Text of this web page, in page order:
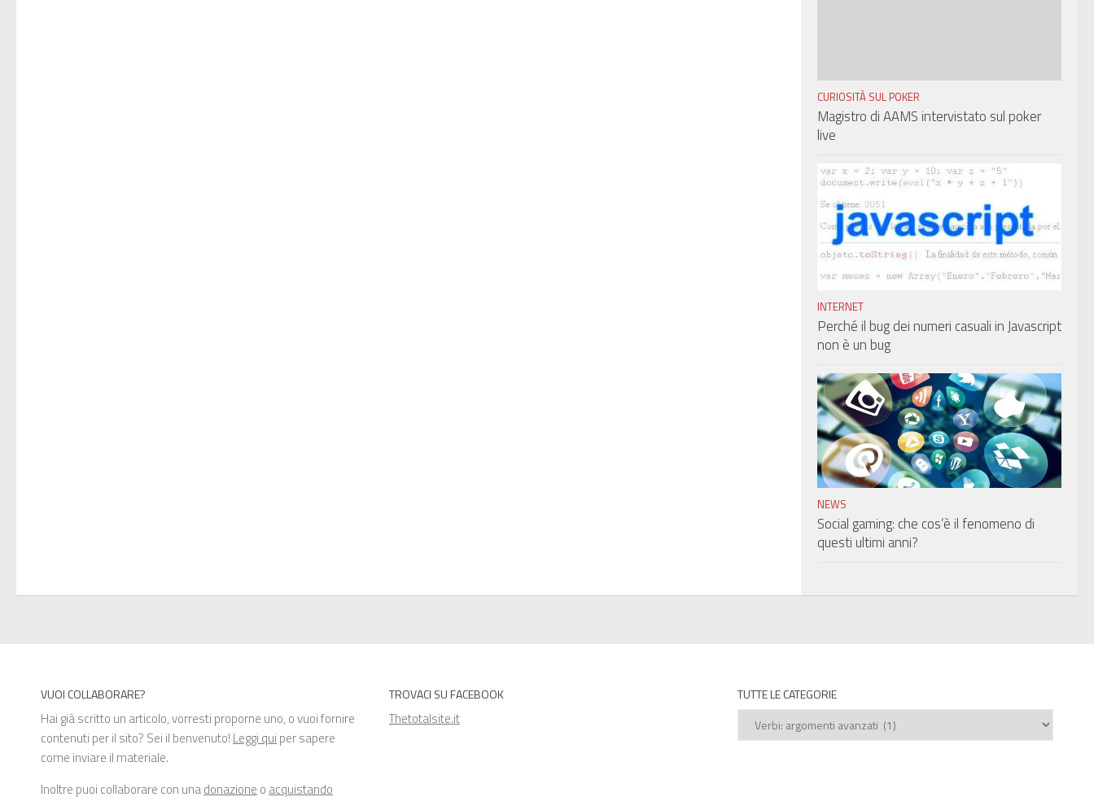
CURIOSITÀ SUL POKER
Magistro di AAMS intervistato sul poker
live
INTERNET
Perché il bug dei numeri casuali in Javascript
non è un bug
NEWS
Social gaming: che cos’è il fenomeno di
questi ultimi anni?
VUOI COLLABORARE?
Hai già scritto un articolo, vorresti proporne uno, o vuoi fornire
contenuti per il sito? Sei il benvenuto! Leggi qui per sapere
come inviare il materiale.
Inoltre puoi collaborare con unadonazione o acquistando
TROVACI SU FACEBOOK
Thetotalsite.it
TUTTE LE CATEGORIE
Tutte
le